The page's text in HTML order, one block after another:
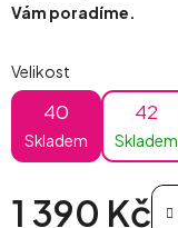
Vám poradíme.
Velikost
40
Skladem
42
Skladem
1 390 Kč